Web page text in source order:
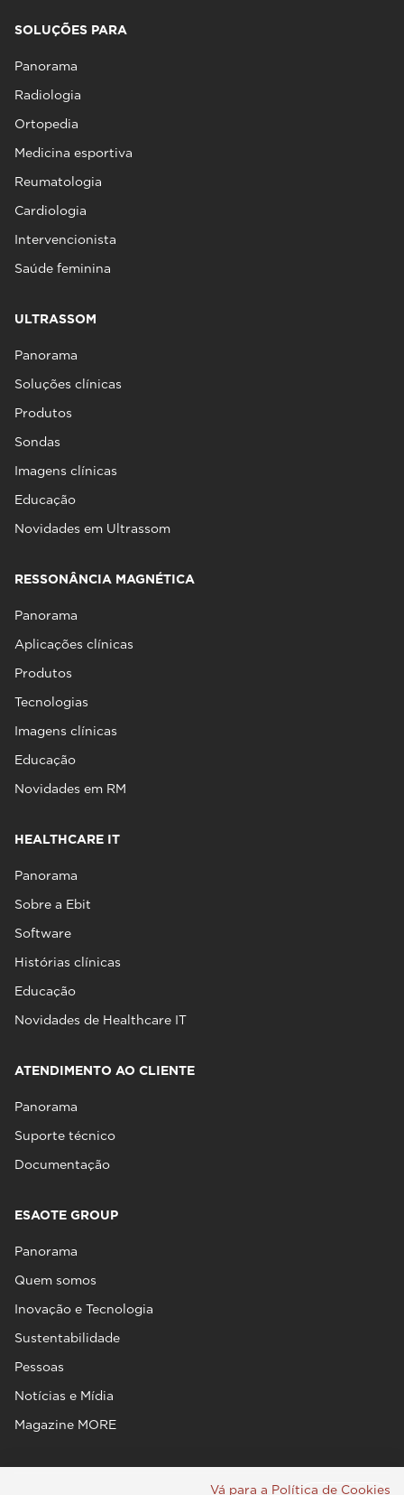
SOLUÇÕES PARA
Panorama
Radiologia
Ortopedia
Medicina esportiva
Reumatologia
Cardiologia
Intervencionista
Saúde feminina
ULTRASSOM
Panorama
Soluções clínicas
Produtos
Sondas
Imagens clínicas
Educação
Novidades em Ultrassom
RESSONÂNCIA MAGNÉTICA
Panorama
Aplicações clínicas
Produtos
Tecnologias
Imagens clínicas
Educação
Novidades em RM
HEALTHCARE IT
Panorama
Sobre a Ebit
Software
Histórias clínicas
Educação
Novidades de Healthcare IT
ATENDIMENTO AO CLIENTE
Panorama
Suporte técnico
Documentação
ESAOTE GROUP
Panorama
Quem somos
Inovação e Tecnologia
Sustentabilidade
Pessoas
Notícias e Mídia
Magazine MORE
Vá para a Política de Cookies